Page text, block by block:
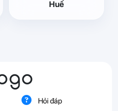
Huế
Hỏi đáp